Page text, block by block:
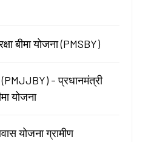
बीमा योजना (PMSBY)
(PMJJBY) - प्रधानमंत्री
योजना
योजना ग्रामीण